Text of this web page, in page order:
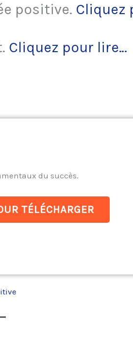
positive. Cliquez
Cliquez pour lire…
du succès.
TÉLÉCHARGER